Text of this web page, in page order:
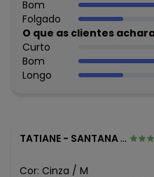
Decote Costas: Redondo
Fornecedor: AMC TEXTIL
Feito: Brasil
Cuidados para
Temp. Máxima 40°C Não
Tecido: Malha
Bom
Folgado
O que as clientes
Curto
Bom
Longo
TATIANE - SANTANA DO MANHUACU - MG
Cor: Cinza / M